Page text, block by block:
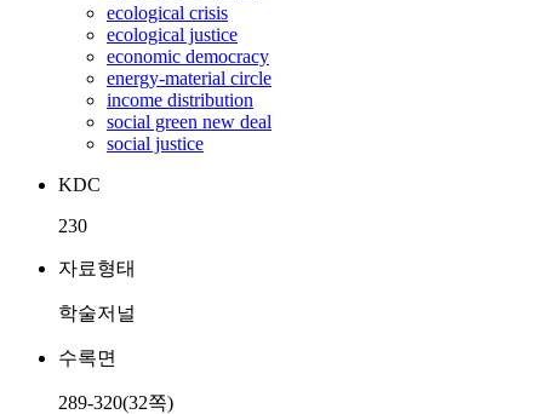
ecological crisis
ecological justice
economic democracy
energy-material circle
income distribution
social green new deal
social justice
KDC
230
자료형태
학술저널
수록면
289-320(32쪽)